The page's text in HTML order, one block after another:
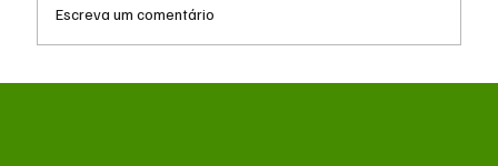
Escreva um comentário